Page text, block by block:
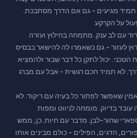
מגיעים - גם אם הדרך מסתבכת.
על הקרקע
עם לב ענק. מתמחה בחילוץ ועזרה
לעזור - גם כשאמרו לה להישאר בבסיס
הטכני. יכול לתקן כל דבר שבור ולהמציא
לא תמיד חכם רגשית - אבל עם מברג
שאפשר לפתור כל בעיה עם ריקוד. לא
בדיוק. מומחה לניווט ומפות
שחור-לבן. מדבר עם חיות. כן, ממש
הדגים, הפילים - כולם מבינים אותו